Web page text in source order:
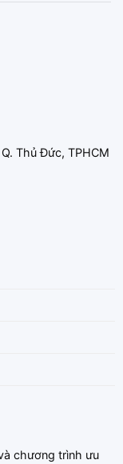
Thủ Đức, TPHCM
chương trình ưu